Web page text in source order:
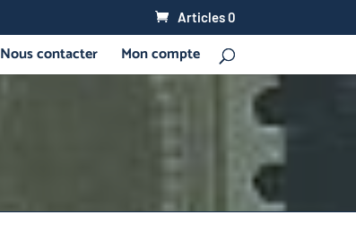
Articles 0
Nous contacter Mon compte